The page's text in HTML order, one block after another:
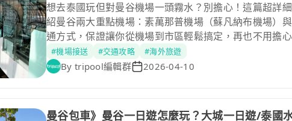
想去泰國玩但對曼谷機場一頭霧水？別擔心！這篇超詳
紹曼谷兩大重點機場：素萬那普機場（蘇凡納布機場）
通方式，保證讓你從機場到市區輕鬆搞定，再也不用擔
#機場接送 #交通攻略 #海外旅遊
By tripool編輯群 2026-04-10
曼谷包車》曼谷一日遊怎麼玩？大城一日遊/泰國